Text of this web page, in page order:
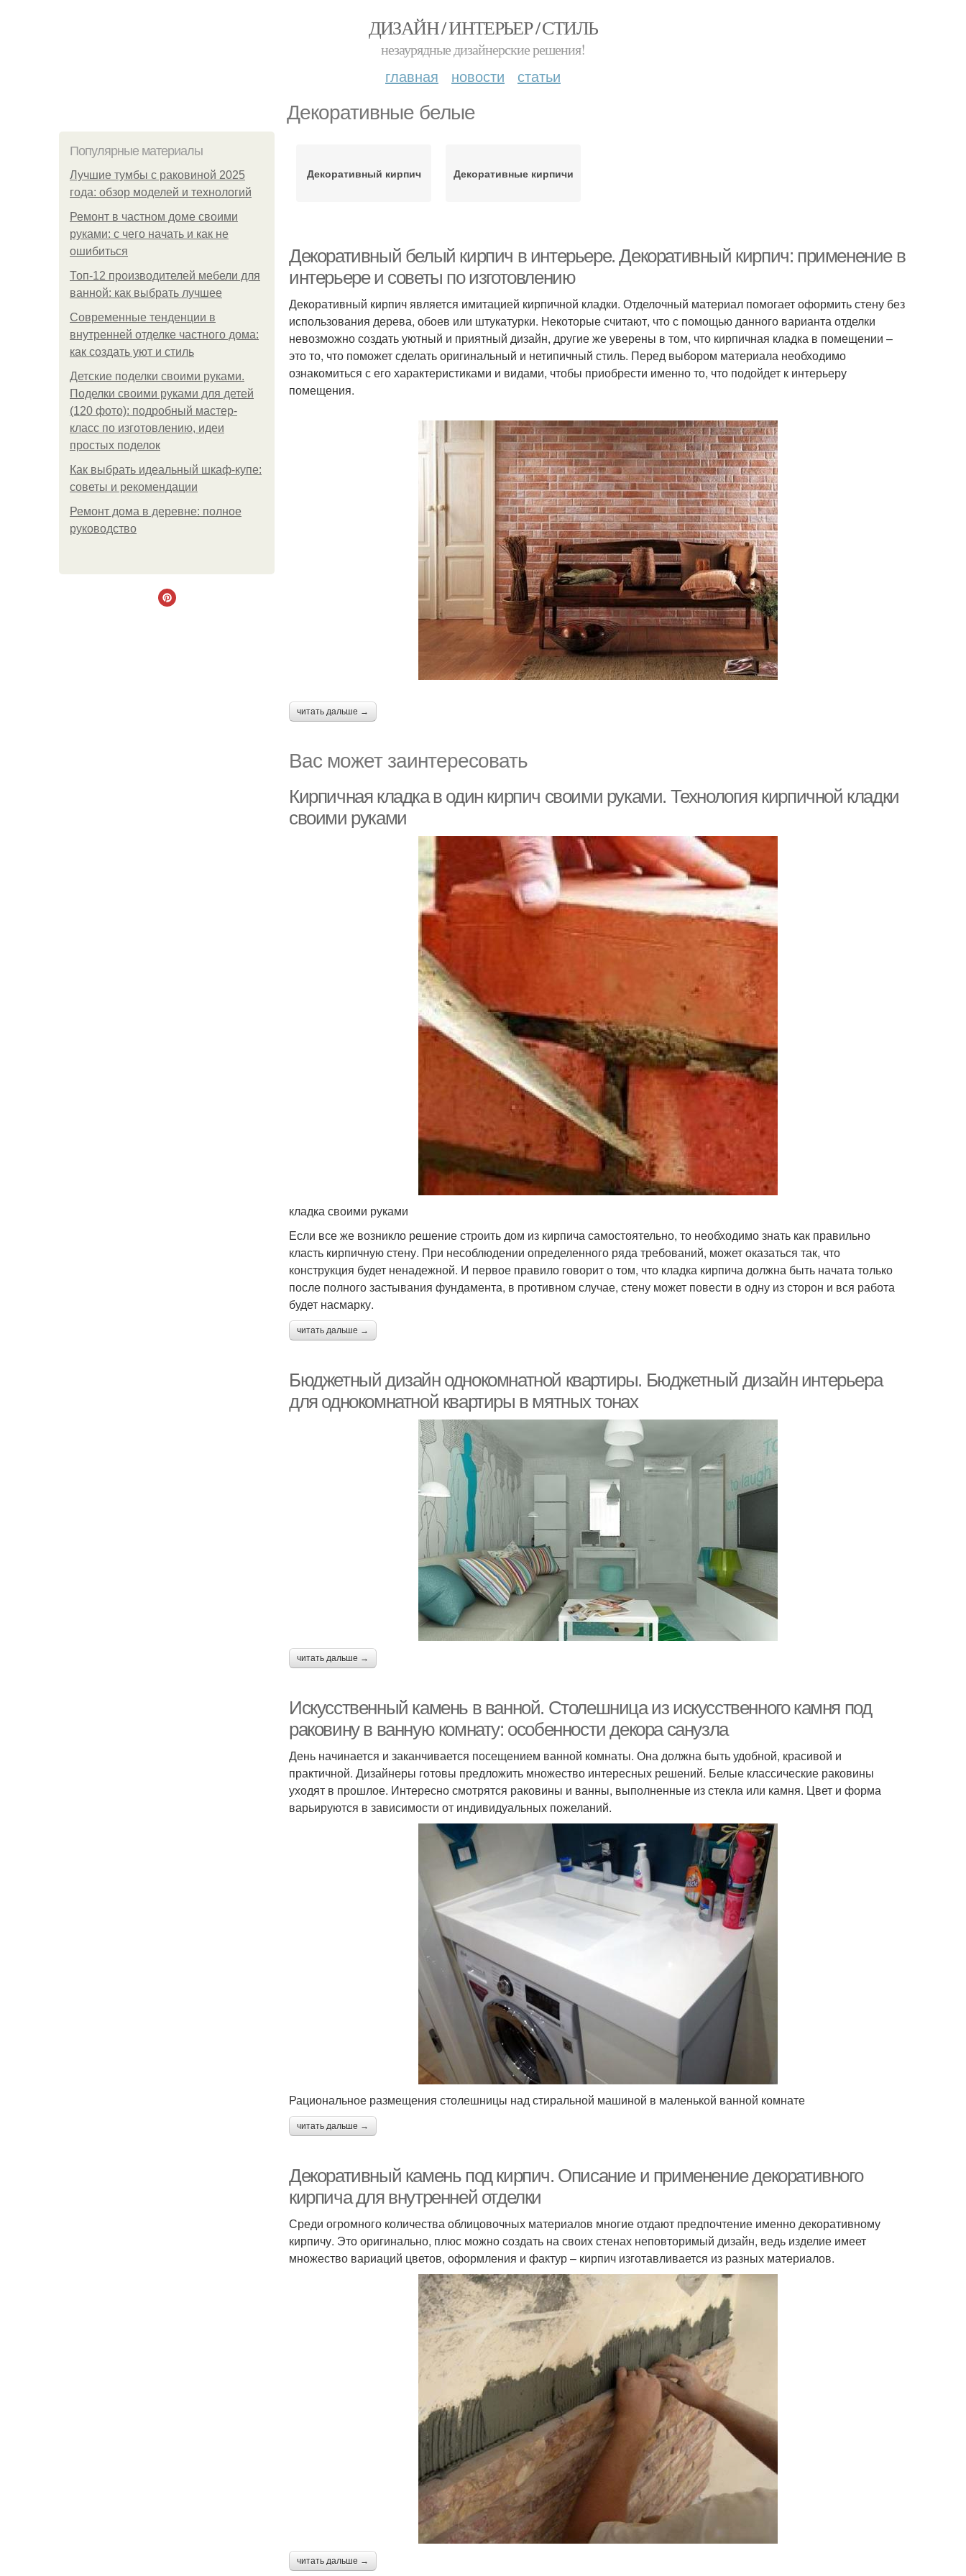
ДИЗАЙН / ИНТЕРЬЕР / СТИЛЬ
незаурядные дизайнерские решения!
главная новости статьи
Декоративные белые
Популярные материалы
Лучшие тумбы с раковиной 2025
года: обзор моделей и технологий
Ремонт в частном доме своими
руками: с чего начать и как не
ошибиться
Топ-12 производителей мебели для
ванной: как выбрать лучшее
Современные тенденции в
внутренней отделке частного дома:
как создать уют и стиль
Детские поделки своими руками.
Поделки своими руками для детей
(120 фото): подробный мастер-
класс по изготовлению, идеи
простых поделок
Как выбрать идеальный шкаф-купе:
советы и рекомендации
Ремонт дома в деревне: полное
руководство
Декоративный кирпич Декоративные кирпичи
Декоративный белый кирпич в интерьере. Декоративный кирпич: применение в
интерьере и советы по изготовлению
Декоративный кирпич является имитацией кирпичной кладки. Отделочный материал помогает оформить стену без
использования дерева, обоев или штукатурки. Некоторые считают, что с помощью данного варианта отделки
невозможно создать уютный и приятный дизайн, другие же уверены в том, что кирпичная кладка в помещении –
это то, что поможет сделать оригинальный и нетипичный стиль. Перед выбором материала необходимо
ознакомиться с его характеристиками и видами, чтобы приобрести именно то, что подойдет к интерьеру
помещения.
читать дальше →
Вас может заинтересовать
Кирпичная кладка в один кирпич своими руками. Технология кирпичной кладки
своими руками
кладка своими руками
Если все же возникло решение строить дом из кирпича самостоятельно, то необходимо знать как правильно
класть кирпичную стену. При несоблюдении определенного ряда требований, может оказаться так, что
конструкция будет ненадежной. И первое правило говорит о том, что кладка кирпича должна быть начата только
после полного застывания фундамента, в противном случае, стену может повести в одну из сторон и вся работа
будет насмарку.
читать дальше →
Бюджетный дизайн однокомнатной квартиры. Бюджетный дизайн интерьера
для однокомнатной квартиры в мятных тонах
читать дальше →
Искусственный камень в ванной. Столешница из искусственного камня под
раковину в ванную комнату: особенности декора санузла
День начинается и заканчивается посещением ванной комнаты. Она должна быть удобной, красивой и
практичной. Дизайнеры готовы предложить множество интересных решений. Белые классические раковины
уходят в прошлое. Интересно смотрятся раковины и ванны, выполненные из стекла или камня. Цвет и форма
варьируются в зависимости от индивидуальных пожеланий.
Рациональное размещения столешницы над стиральной машиной в маленькой ванной комнате
читать дальше →
Декоративный камень под кирпич. Описание и применение декоративного
кирпича для внутренней отделки
Среди огромного количества облицовочных материалов многие отдают предпочтение именно декоративному
кирпичу. Это оригинально, плюс можно создать на своих стенах неповторимый дизайн, ведь изделие имеет
множество вариаций цветов, оформления и фактур – кирпич изготавливается из разных материалов.
читать дальше →